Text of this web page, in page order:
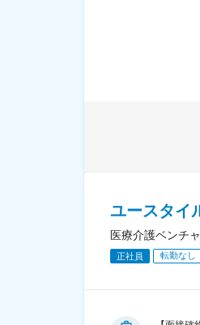
ユースタイ
医療介護ベンチ
正社員 転勤なし